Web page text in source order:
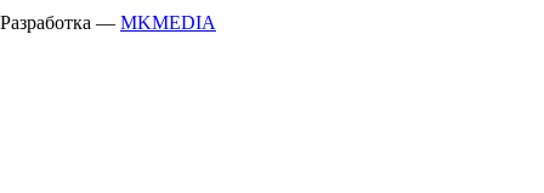
Разработка — MKMEDIA